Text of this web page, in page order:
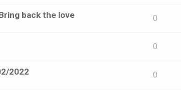
back the love 0
0
2022 0